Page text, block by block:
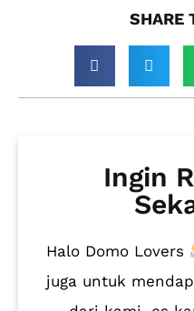
SHARE
Ingin
Halo Domo Lovers
juga untuk